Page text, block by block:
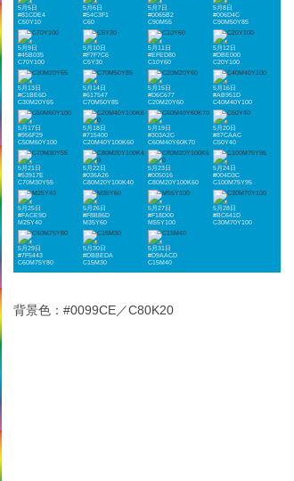
5月5日
#81CDE4
C50Y10
5月6日
#54C3F1
C60
5月7日
#0065B2
C90M55
5月8日
#006D4C
C90M50Y85
5月9日
#45B035
C70Y100
5月10日
#F7F7C6
C5Y30
5月11日
#EFED80
C10Y60
5月12日
#DBE000
C20Y100
5月13日
#C1BE6D
C30M20Y65
5月14日
#617547
C70M50Y85
5月15日
#D6C677
C20M20Y60
5月16日
#AB951D
C40M40Y100
5月17日
#956F29
C50M60Y100
5月18日
#715400
C20M40Y100K60
5月19日
#303A2C
C60M40Y60K70
5月20日
#87CAAC
C50Y40
5月21日
#53917E
C70M30Y55
5月22日
#036A26
C80M20Y100K40
5月23日
#005016
C80M20Y100K60
5月24日
#004D3C
C100M75Y95
5月25日
#FACE9D
M25Y40
5月26日
#F8B86D
M35Y60
5月27日
#F18D00
M55Y100
5月28日
#BC641D
C30M70Y100
5月29日
#7F5443
C60M75Y80
5月30日
#DBBEDA
C15M30
5月31日
#D9AACD
C15M40
背景色：#0099CE／C80K20